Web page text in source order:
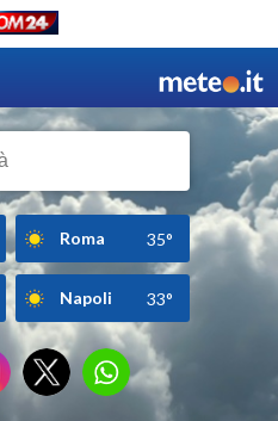
Roma 35°
Napoli 33°